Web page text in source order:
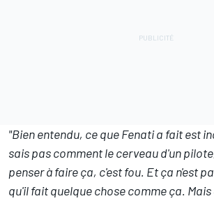
"Bien entendu, ce que Fenati a fait est
sais pas comment le cerveau d'un
penser à faire ça, c'est fou. Et ça n'est
qu'il fait quelque chose comme ça.